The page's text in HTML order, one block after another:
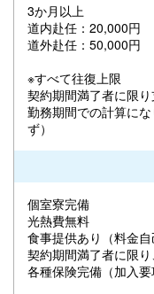
3か月以上
道内赴任：20,000円
道外赴任：50,000円
※すべて往復上限
契約期間満了者に限
勤務期間での計算に
ず）
個室寮完備
光熱費無料
食事提供あり（料金自
契約期間満了者に限
各種保険完備（加入要